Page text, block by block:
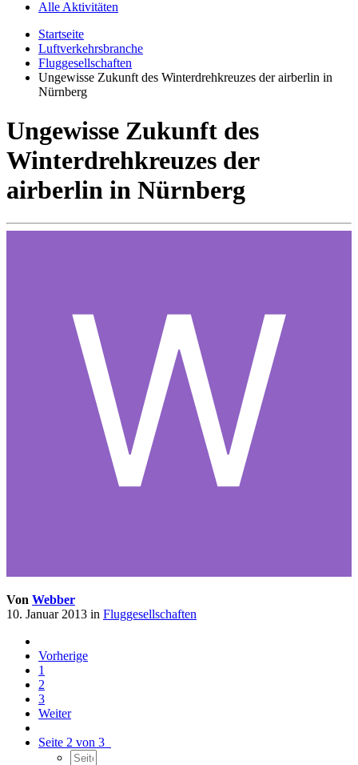
Alle Aktivitäten
Startseite
Luftverkehrsbranche
Fluggesellschaften
Ungewisse Zukunft des Winterdrehkreuzes der airberlin in
Nürnberg
Ungewisse Zukunft des
Winterdrehkreuzes der
airberlin in Nürnberg
Von Webber
10. Januar 2013 in Fluggesellschaften
Vorherige
1
2
3
Weiter
Seite 2 von 3